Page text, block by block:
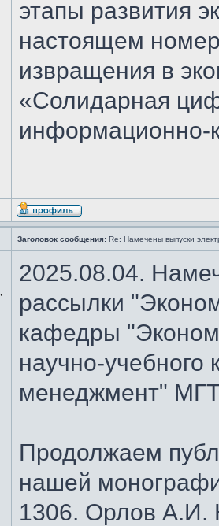
этапы развития
настоящем
извращения в
«Солидарная
информационно-
Заголовок сообщения: Re: Намечены выпуски
2025.08.04.
рассылки
кафедры
научно-
менеджмент"
Продолжаем
нашей
1306. Орлов А.И.